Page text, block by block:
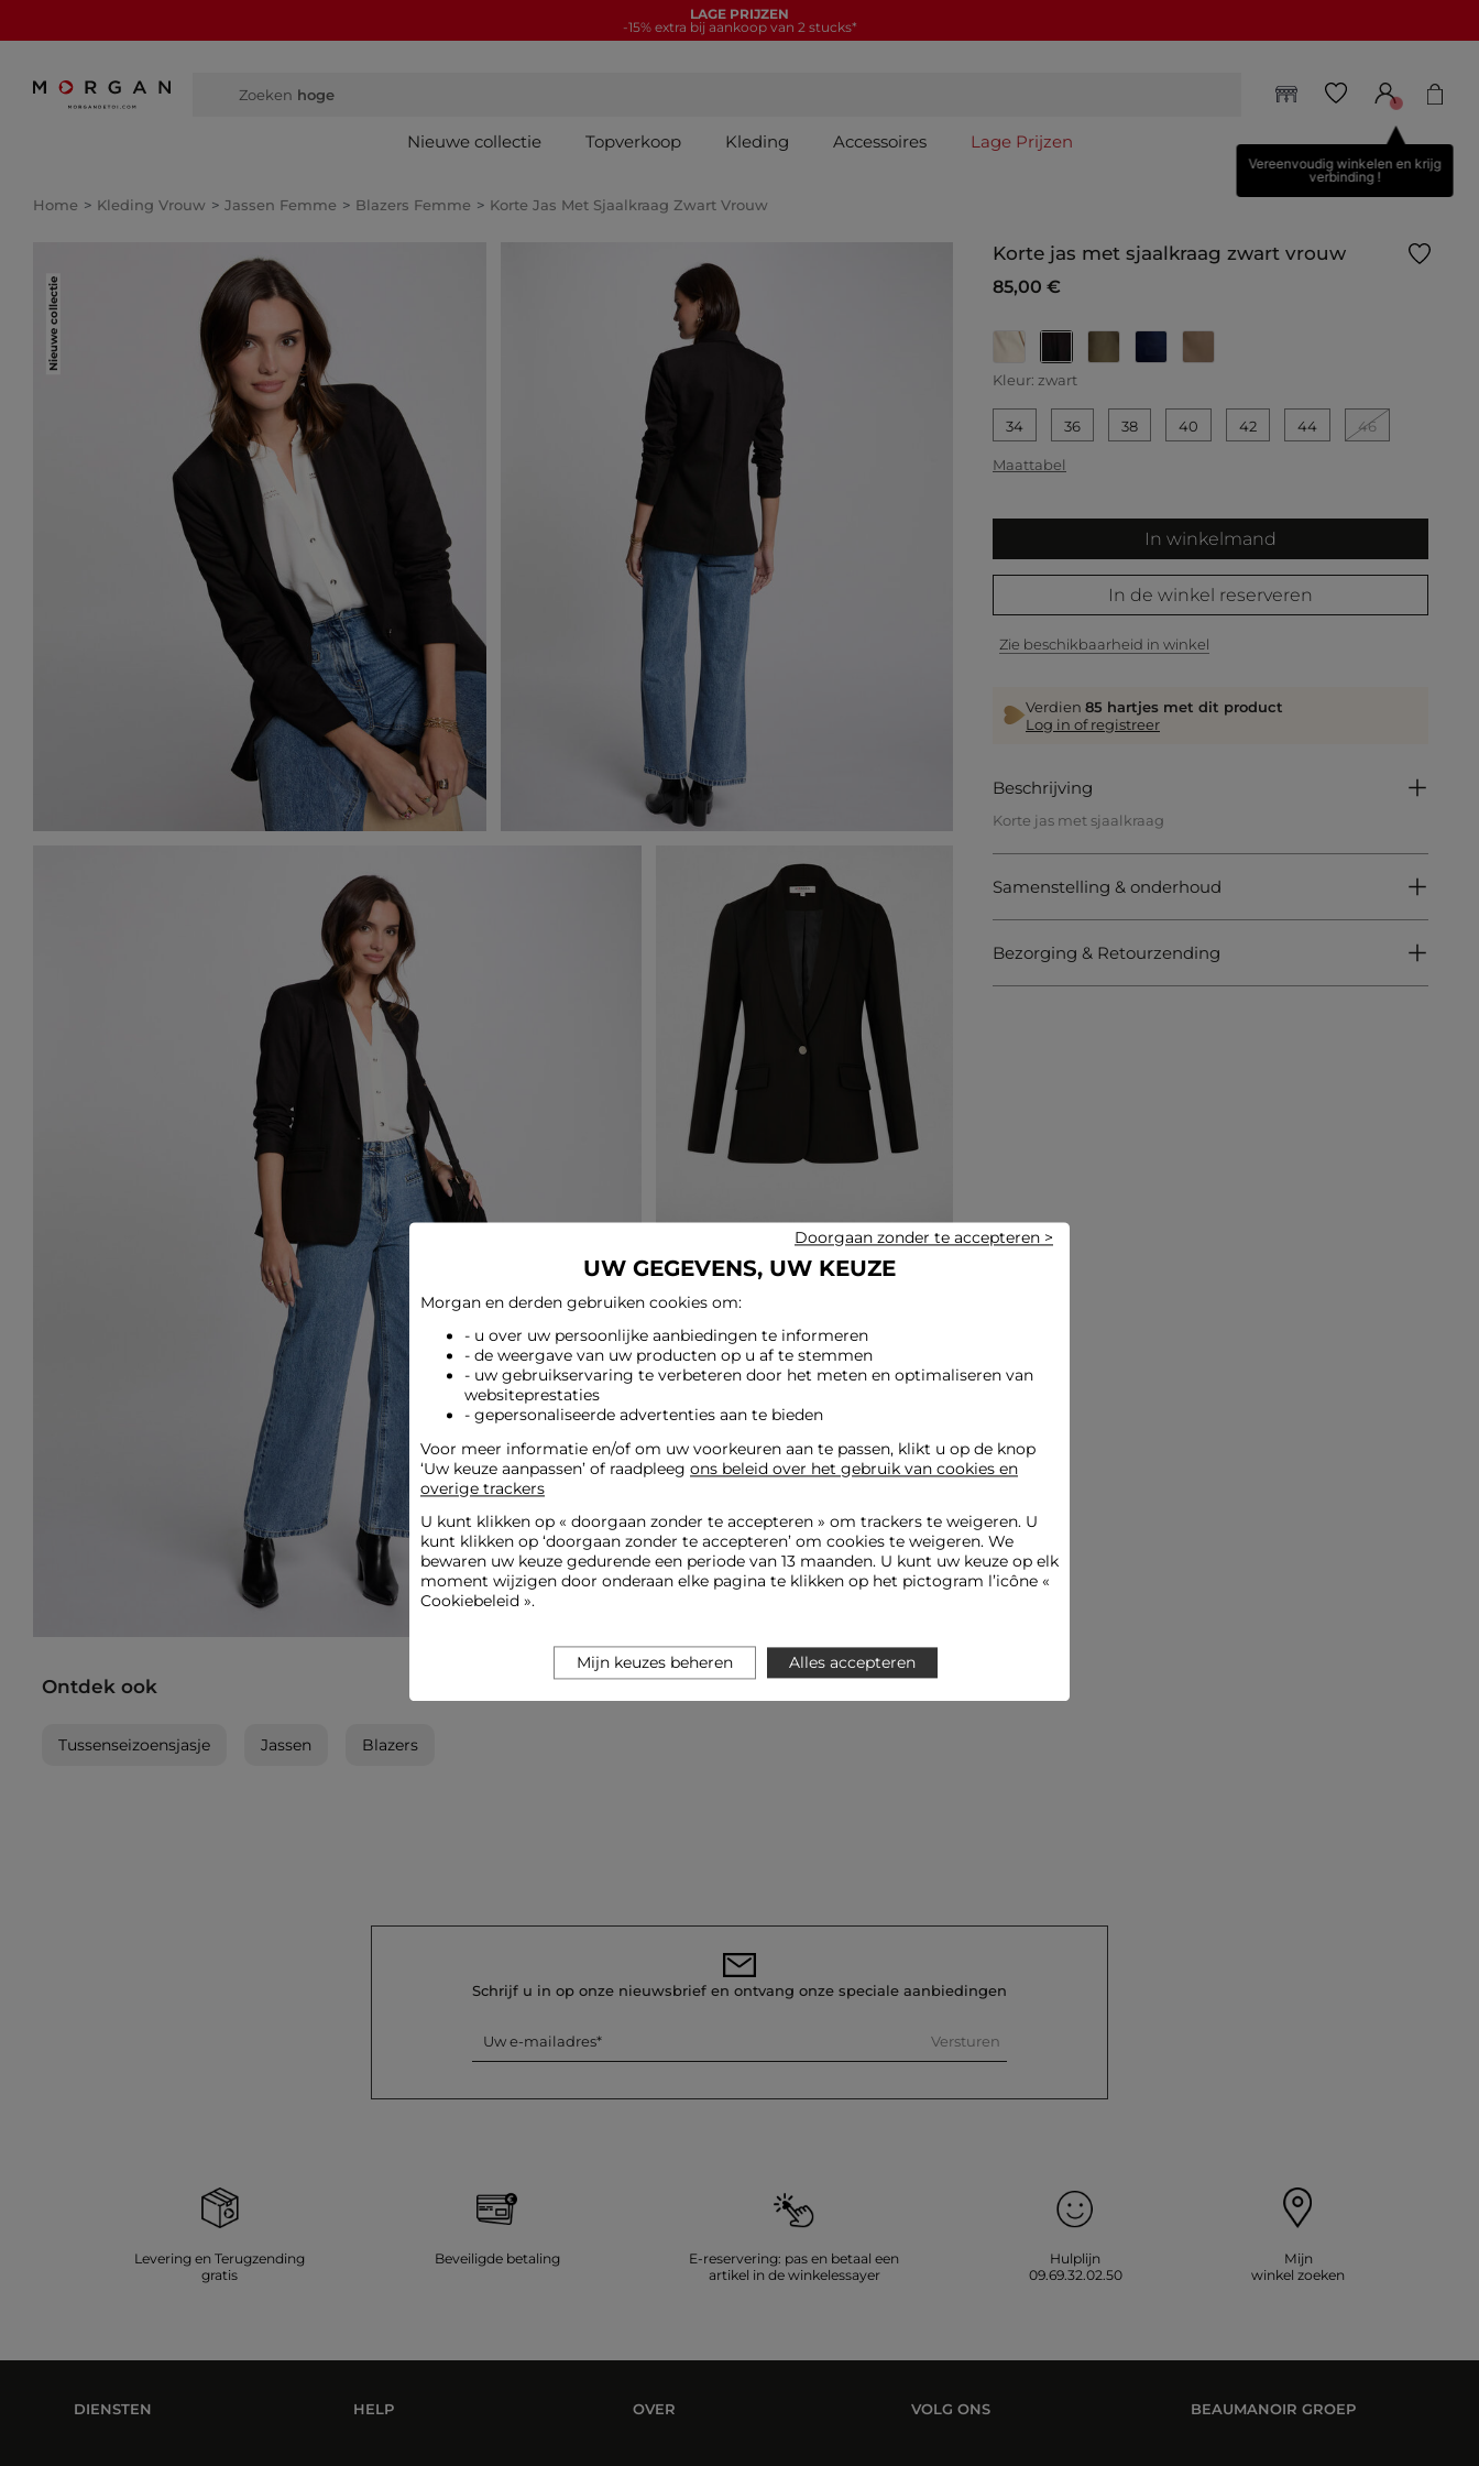
LAGE PRIJZEN
-15% extra bij aankoop van 2 stucks*
Zoeken hoge laarze
Vereenvoudig winkelen en krijg
verbinding !
Nieuwe collectie Topverkoop Kleding Accessoires Lage Prijzen
Home Kleding Vrouw Jassen Femme Blazers Femme Korte Jas Met Sjaalkraag Zwart Vrouw
Nieuwe collectie
Korte jas met sjaalkraag zwart vrouw
85,00 €
geselecteerd
Kleur: zwart
34 36 38 40 42 44 46
Maattabel
In winkelmand
In de winkel reserveren
Zie beschikbaarheid in winkel
Verdien 85 hartjes met dit product
Log in of registreer
Beschrijving
Korte jas met sjaalkraag
Kort
Schoudervullingen
Knoopsluiting aan de voorkant
2 zakken met klep aan de voorkant
Samenstelling & onderhoud
Bezorging & Retourzending
Ontdek ook
Tussenseizoensjasje Jassen Blazers
Schrijf u in op onze nieuwsbrief en ontvang onze speciale aanbiedingen
Uw e-mailadres Versturen
Levering en Terugzending
gratis
Beveiligde betaling
E-reservering: pas en betaal een
artikel in de winkelessayer
Hulplijn
09.69.32.02.50
Mijn
winkel zoeken
DIENSTEN HELP OVER VOLG ONS BEAUMANOIR GROEP
UW GEGEVENS, UW KEUZE
Morgan en derden gebruiken cookies om:
- u over uw persoonlijke aanbiedingen te informeren
- de weergave van uw producten op u af te stemmen
- uw gebruikservaring te verbeteren door het meten en optimaliseren van
websiteprestaties
- gepersonaliseerde advertenties aan te bieden
Voor meer informatie en/of om uw voorkeuren aan te passen, klikt u op de knop
‘Uw keuze aanpassen’ of raadpleeg ons beleid over het gebruik van cookies en
overige trackers
U kunt klikken op « doorgaan zonder te accepteren » om trackers te weigeren. U
kunt klikken op ‘doorgaan zonder te accepteren’ om cookies te weigeren. We
bewaren uw keuze gedurende een periode van 13 maanden. U kunt uw keuze op elk
moment wijzigen door onderaan elke pagina te klikken op het pictogram l’icône «
Cookiebeleid ».
Mijn keuzes beheren
Doorgaan zonder te accepteren >
Alles accepteren